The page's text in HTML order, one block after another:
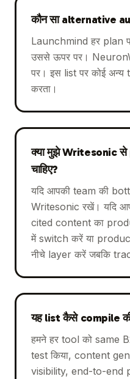
कौन सा alternative
Launchmind हर plan
उससे ऊपर पर।
पर। इस list पर कोई
करता।
क्या मुझे Writesonic
चाहिए?
यदि आपकी team की
Writesonic रखें। यदि
cited content का
में switch करें या
नीचे layer करें जबकि
यह list कैसे compile
हमने हर tool को same
test किया, content
visibility, end-to-end